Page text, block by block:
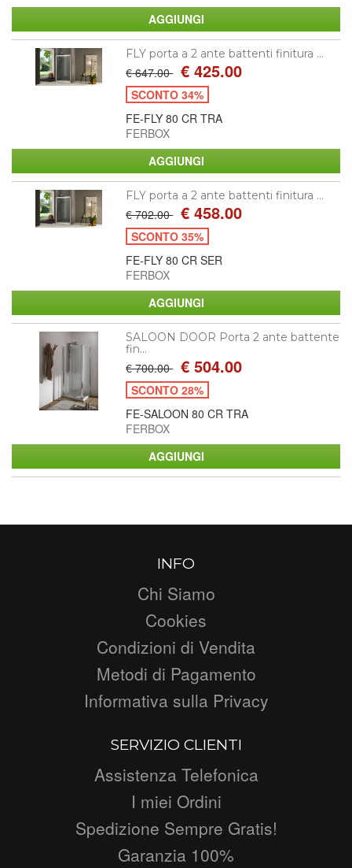
FLY porta a 2 ante battenti finitura ...
€ 647.00 € 425.00
SCONTO 34%
FE-FLY 80 CR TRA
FERBOX
FLY porta a 2 ante battenti finitura ...
€ 702.00 € 458.00
SCONTO 35%
FE-FLY 80 CR SER
FERBOX
SALOON DOOR Porta 2 ante battente
fin...
€ 700.00 € 504.00
SCONTO 28%
FE-SALOON 80 CR TRA
FERBOX
INFO
Chi Siamo
Cookies
Condizioni di Vendita
Metodi di Pagamento
Informativa sulla Privacy
SERVIZIO CLIENTI
Assistenza Telefonica
I miei Ordini
Spedizione Sempre Gratis!
Garanzia 100%